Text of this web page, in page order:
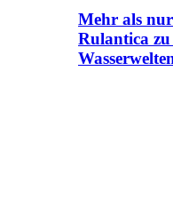
Mehr als
Rulantica zu